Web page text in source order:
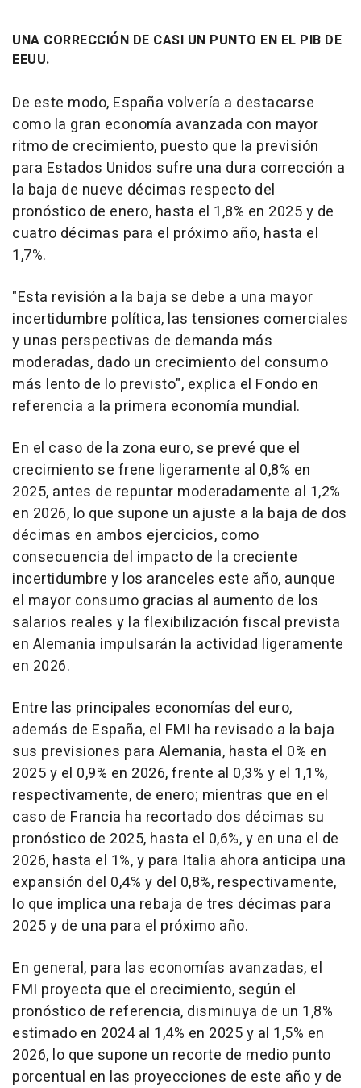
UNA CORRECCIÓN DE CASI UN PUNTO EN EL PIB DE
EEUU.
De este modo, España volvería a destacarse
como la gran economía avanzada con mayor
ritmo de crecimiento, puesto que la previsión
para Estados Unidos sufre una dura corrección a
la baja de nueve décimas respecto del
pronóstico de enero, hasta el 1,8% en 2025 y de
cuatro décimas para el próximo año, hasta el
1,7%.
"Esta revisión a la baja se debe a una mayor
incertidumbre política, las tensiones comerciales
y unas perspectivas de demanda más
moderadas, dado un crecimiento del consumo
más lento de lo previsto", explica el Fondo en
referencia a la primera economía mundial.
En el caso de la zona euro, se prevé que el
crecimiento se frene ligeramente al 0,8% en
2025, antes de repuntar moderadamente al 1,2%
en 2026, lo que supone un ajuste a la baja de dos
décimas en ambos ejercicios, como
consecuencia del impacto de la creciente
incertidumbre y los aranceles este año, aunque
el mayor consumo gracias al aumento de los
salarios reales y la flexibilización fiscal prevista
en Alemania impulsarán la actividad ligeramente
en 2026.
Entre las principales economías del euro,
además de España, el FMI ha revisado a la baja
sus previsiones para Alemania, hasta el 0% en
2025 y el 0,9% en 2026, frente al 0,3% y el 1,1%,
respectivamente, de enero; mientras que en el
caso de Francia ha recortado dos décimas su
pronóstico de 2025, hasta el 0,6%, y en una el de
2026, hasta el 1%, y para Italia ahora anticipa una
expansión del 0,4% y del 0,8%, respectivamente,
lo que implica una rebaja de tres décimas para
2025 y de una para el próximo año.
En general, para las economías avanzadas, el
FMI proyecta que el crecimiento, según el
pronóstico de referencia, disminuya de un 1,8%
estimado en 2024 al 1,4% en 2025 y al 1,5% en
2026, lo que supone un recorte de medio punto
porcentual en las proyecciones de este año y de